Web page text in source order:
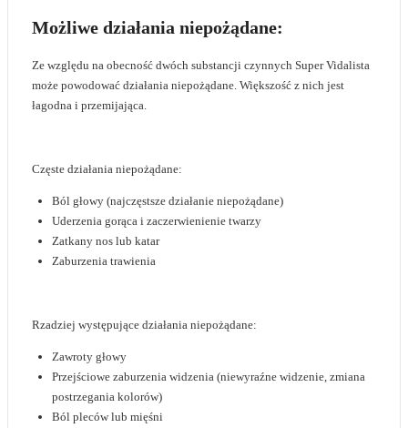
Możliwe działania niepożądane:
Ze względu na obecność dwóch substancji czynnych Super Vidalista
może powodować działania niepożądane. Większość z nich jest
łagodna i przemijająca.
Częste działania niepożądane:
Ból głowy (najczęstsze działanie niepożądane)
Uderzenia gorąca i zaczerwienienie twarzy
Zatkany nos lub katar
Zaburzenia trawienia
Rzadziej występujące działania niepożądane:
Zawroty głowy
Przejściowe zaburzenia widzenia (niewyraźne widzenie, zmiana
postrzegania kolorów)
Ból pleców lub mięśni